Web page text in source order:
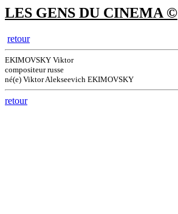
LES GENS DU CINEMA ©
retour
EKIMOVSKY Viktor
compositeur russe
né(e) Viktor Alekseevich EKIMOVSKY
retour